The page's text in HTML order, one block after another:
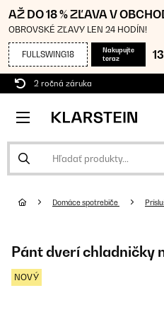
AŽ DO 18 % ZĽAVA V
OBROVSKÉ ZĽAVY LEN 24 HODÍN!
FULLSWING18
Nakupujte
teraz
13
2 ročná záruka
Domáce spotrebiče
Pánt dverí chladničky
NOVÝ